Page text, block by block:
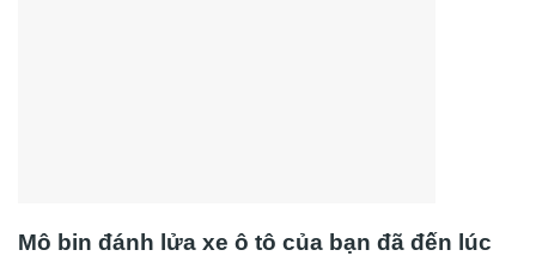
Mô bin đánh lửa xe ô tô của bạn đã đến lúc